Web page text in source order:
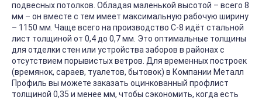
подвесных потолков. Обладая маленькой высотой – всего 8
мм – он вместе с тем имеет максимальную рабочую ширину
– 1150 мм. Чаще всего на производство С-8 идёт стальной
лист толщиной от 0,4 до 0,7 мм. Это оптимальные толщины
для отделки стен или устройства заборов в районах с
отсутствием порывистых ветров. Для временных построек
(времянок, сараев, туалетов, бытовок) в Компании Металл
Профиль вы можете заказать оцинкованный профлист
толщиной 0,35 и менее мм, чтобы сэкономить, когда есть